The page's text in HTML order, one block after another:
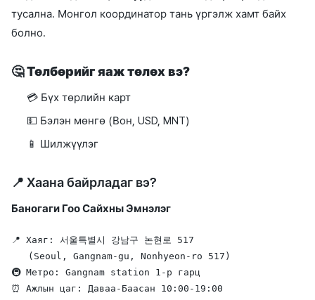
тусална. Монгол координатор тань үргэлж хамт байх
болно.
🤔Төлбөрийг яаж төлөх вэ?
💳 Бүх төрлийн карт
💵 Бэлэн мөнгө (Вон, USD, MNT)
📱 Шилжүүлэг
📍 Хаана байрладаг вэ?
Баногаги Гоо Сайхны Эмнэлэг
📍 Хаяг: 서울특별시 강남구 논현로 517
   (Seoul, Gangnam-gu, Nonhyeon-ro 517)
🚇 Метро: Gangnam station 1-р гарц
⏰ Ажлын цаг: Даваа-Баасан 10:00-19:00